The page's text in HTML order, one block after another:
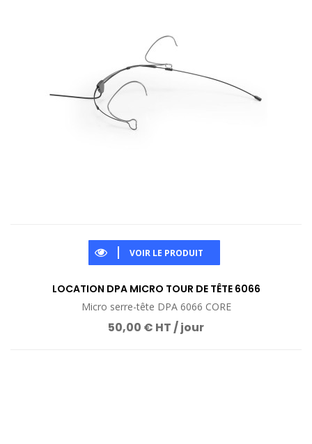
VOIR LE PRODUIT
LOCATION DPA MICRO TOUR DE TÊTE 6066
Micro serre-tête DPA 6066 CORE
50,00 € HT / jour